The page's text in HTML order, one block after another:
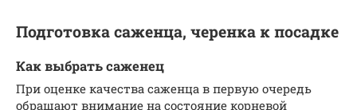
Подготовка саженца, черенка к посадке
Как выбрать саженец
При оценке качества саженца в первую очередь
обращают внимание на состояние корневой